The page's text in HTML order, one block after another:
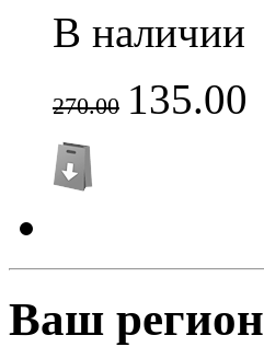
В наличии
270.00 135.00
Ваш регион